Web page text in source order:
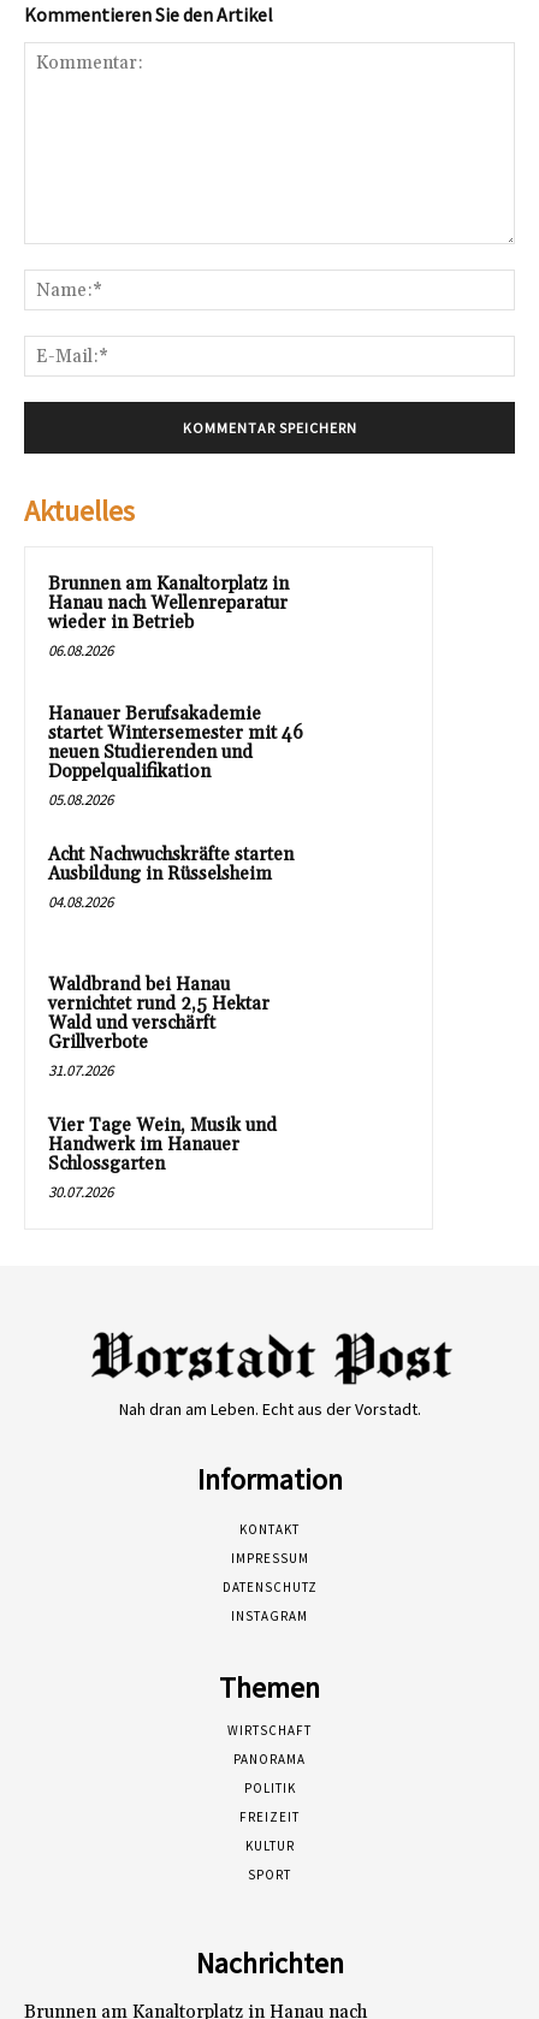
Kommentieren Sie den Artikel
Aktuelles
Brunnen am Kanaltorplatz in
Hanau nach Wellenreparatur
wieder in Betrieb
06.08.2026
Hanauer Berufsakademie
startet Wintersemester mit 46
neuen Studierenden und
Doppelqualifikation
05.08.2026
Acht Nachwuchskräfte starten
Ausbildung in Rüsselsheim
04.08.2026
Waldbrand bei Hanau
vernichtet rund 2,5 Hektar
Wald und verschärft
Grillverbote
31.07.2026
Vier Tage Wein, Musik und
Handwerk im Hanauer
Schlossgarten
30.07.2026
Nah dran am Leben. Echt aus der Vorstadt.
Information
KONTAKT
IMPRESSUM
DATENSCHUTZ
INSTAGRAM
Themen
WIRTSCHAFT
PANORAMA
POLITIK
FREIZEIT
KULTUR
SPORT
Nachrichten
Brunnen am Kanaltorplatz in Hanau nach